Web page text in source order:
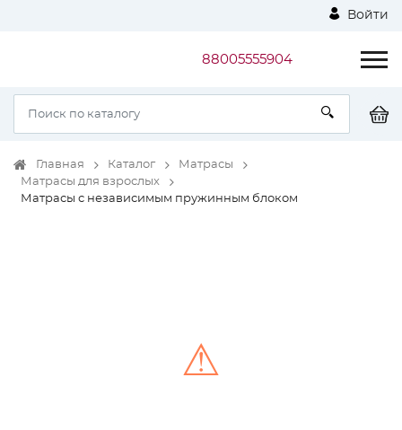
Войти
88005555904
Главная Каталог
Матрасы
Матрасы для взрослых
Матрасы с независимым пружинным блоком
⚠